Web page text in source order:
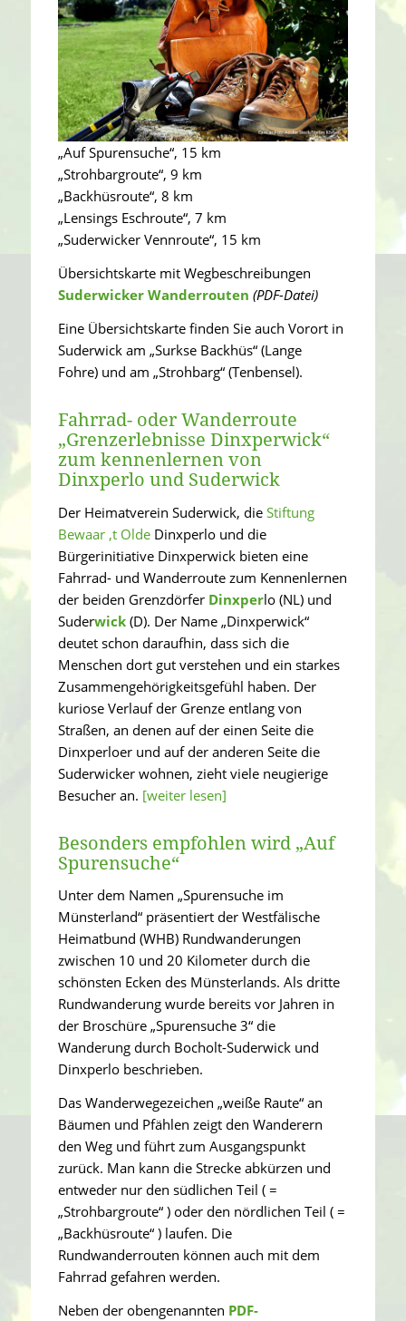
„Auf Spurensuche“, 15 km
„Strohbargroute“, 9 km
„Backhüsroute“, 8 km
„Lensings Eschroute“, 7 km
„Suderwicker Vennroute“, 15 km
Übersichtskarte mit Wegbeschreibungen
Suderwicker Wanderrouten (PDF-Datei)
Eine Übersichtskarte finden Sie auch Vorort in
Suderwick am „Surkse Backhüs“ (Lange
Fohre) und am „Strohbarg“ (Tenbensel).
Fahrrad- oder Wanderroute
„Grenzerlebnisse Dinxperwick“
zum kennenlernen von
Dinxperlo und Suderwick
Der Heimatverein Suderwick, die Stiftung
Bewaar ‚t OldeDinxperlo und die
Bürgerinitiative Dinxperwick bieten eine
Fahrrad- und Wanderroute zum Kennenlernen
der beiden Grenzdörfer Dinxperlo (NL) und
Suderwick(D). Der Name „Dinxperwick“
deutet schon daraufhin, dass sich die
Menschen dort gut verstehen und ein starkes
Zusammengehörigkeitsgefühl haben. Der
kuriose Verlauf der Grenze entlang von
Straßen, an denen auf der einen Seite die
Dinxperloer und auf der anderen Seite die
Suderwicker wohnen, zieht viele neugierige
Besucher an. [weiter lesen]
Besonders empfohlen wird „Auf
Spurensuche“
Unter dem Namen „Spurensuche im
Münsterland“ präsentiert der Westfälische
Heimatbund (WHB) Rundwanderungen
zwischen 10 und 20 Kilometer durch die
schönsten Ecken des Münsterlands. Als dritte
Rundwanderung wurde bereits vor Jahren in
der Broschüre „Spurensuche 3“ die
Wanderung durch Bocholt-Suderwick und
Dinxperlo beschrieben.
Das Wanderwegezeichen „weiße Raute“ an
Bäumen und Pfählen zeigt den Wanderern
den Weg und führt zum Ausgangspunkt
zurück. Man kann die Strecke abkürzen und
entweder nur den südlichen Teil ( =
„Strohbargroute“ ) oder den nördlichen Teil ( =
„Backhüsroute“ ) laufen. Die
Rundwanderrouten können auch mit dem
Fahrrad gefahren werden.
Neben der obengenannten PDF-